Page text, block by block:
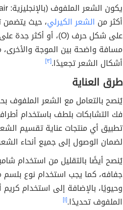
يكون الشعر الملفوف (بالإنجليزية: Coily
أكثر من الشعر الكيرلي، حيث يتضمن
أشكال الشعر تجعيدًا.[٣]
طرق العناية
يُنصح بالتعامل مع الشعر الملفوف
فك التشابكات بلطف باستخدام
لضمان الوصول إلى جميع أنحاء
يُنصح أيضًا بالتقليل من استخدام
جفافه، كما يجب استخدام نوع بلسم
وحيويًا، بالإضافة إلى استخدام
الملفوف تحديدًا.[١]